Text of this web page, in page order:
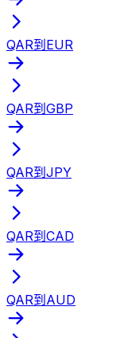
QAR到EUR
QAR到GBP
QAR到JPY
QAR到CAD
QAR到AUD